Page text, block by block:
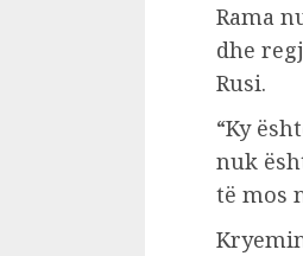
Rama
dhe
Rusi.
“Ky
nuk
të mos